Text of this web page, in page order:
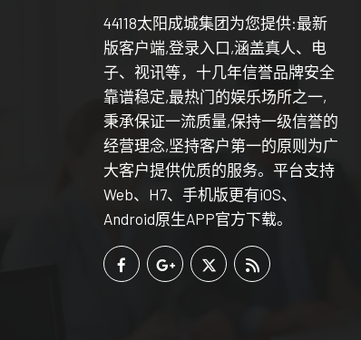
44118太阳成城集团为您提供:最新
版客户端,登录入口,涵盖真人、电
子、视讯等，十几年信誉品牌安全
靠谱稳定,最热门的娱乐场所之一,
秉承保证一流质量,保持一级信誉的
经营理念,坚持客户第一的原则为广
大客户提供优质的服务。平台支持
Web、H7、手机版更有iOS、
Android原生APP官方下载。